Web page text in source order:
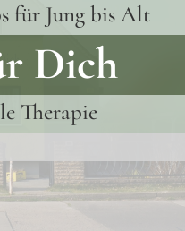
für Jung bis Alt
Dich
Therapie